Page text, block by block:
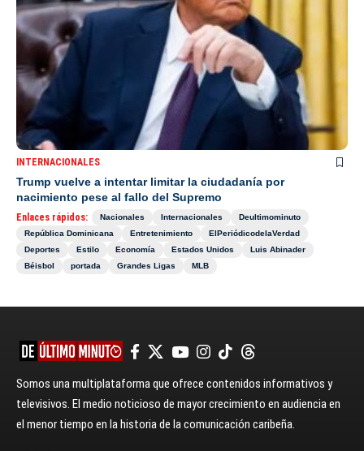
INTERNACIONALES
Trump vuelve a intentar limitar la ciudadanía por
nacimiento pese al fallo del Supremo
Enlaces rápidos: Nacionales Internacionales
Deultimominuto
República Dominicana
Entretenimiento
ElPeriódicodelaVerdad
Deportes
Estilo Economía Estados Unidos
Luis Abinader
Béisbol
portada Grandes Ligas MLB
Somos una multiplataforma que ofrece contenidos informativos y
televisivos. El medio noticioso de mayor crecimiento en audiencia en
el menor tiempo en la historia de la comunicación caribeña.